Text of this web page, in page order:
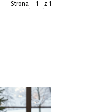
Strona z 1